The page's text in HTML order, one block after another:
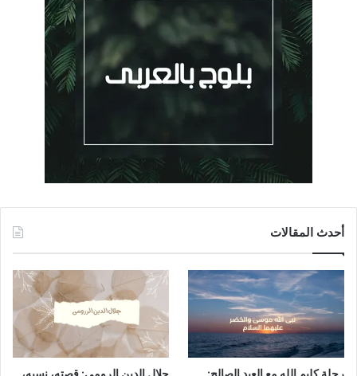
أحدث المقالات
رحلة كليم الله مع العبد الصالح:
جلال الدين الرومي: قصته، نسبه،